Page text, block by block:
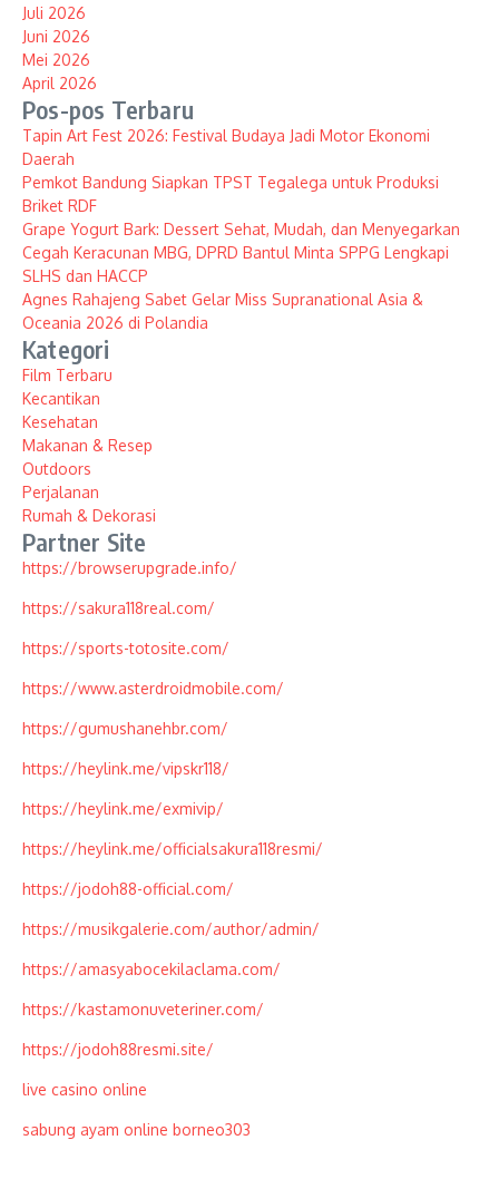
Juli 2026
Juni 2026
Mei 2026
April 2026
Pos-pos Terbaru
Tapin Art Fest 2026: Festival Budaya Jadi Motor Ekonomi
Daerah
Pemkot Bandung Siapkan TPST Tegalega untuk Produksi
Briket RDF
Grape Yogurt Bark: Dessert Sehat, Mudah, dan Menyegarkan
Cegah Keracunan MBG, DPRD Bantul Minta SPPG Lengkapi
SLHS dan HACCP
Agnes Rahajeng Sabet Gelar Miss Supranational Asia &
Oceania 2026 di Polandia
Kategori
Film Terbaru
Kecantikan
Kesehatan
Makanan & Resep
Outdoors
Perjalanan
Rumah & Dekorasi
Partner Site
https://browserupgrade.info/
https://sakura118real.com/
https://sports-totosite.com/
https://www.asterdroidmobile.com/
https://gumushanehbr.com/
https://heylink.me/vipskr118/
https://heylink.me/exmivip/
https://heylink.me/officialsakura118resmi/
https://jodoh88-official.com/
https://musikgalerie.com/author/admin/
https://amasyabocekilaclama.com/
https://kastamonuveteriner.com/
https://jodoh88resmi.site/
live casino online
sabung ayam online borneo303